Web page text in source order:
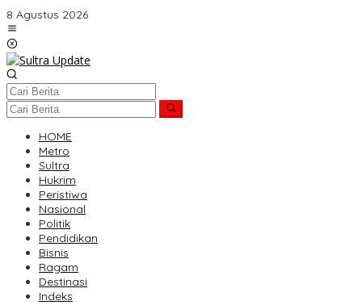
Lewati
ke
konten
8 Agustus 2026
HOME
Metro
Sultra
Hukrim
Peristiwa
Nasional
Politik
Pendidikan
Bisnis
Ragam
Destinasi
Indeks